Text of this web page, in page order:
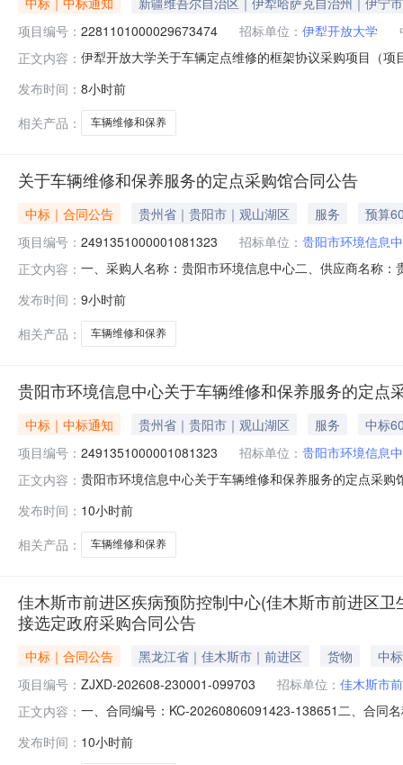
项目编号： 2281101000029673474 招标单位： 伊犁开放大学
正文内容： 伊犁开放大学关于车辆定点维修的框架协议采购项目（
在行政区划名称:伊犁哈萨克自治州本级报价起止时间:-
发布时间： 8小时前
相关产品：
车辆维修和保养
关于车辆维修和保养服务的定点采购馆合同公告
中标｜合同公告 贵州省｜贵阳市｜观山湖区 服务
预算
项目编号： 2491351000001081323 招标单位： 贵阳市环境信息
正文内容： 一、采购人名称：贵阳市环境信息中心二、供应商名称
况：七、其它事项：无八、联系方式1、采购人名称：贵
发布时间： 9小时前
相关产品：
车辆维修和保养
贵阳市环境信息中心关于车辆维修和保养服务的定点
中标｜中标通知 贵州省｜贵阳市｜观山湖区 服务
中标
项目编号： 2491351000001081323 招标单位： 贵阳市环境信息
正文内容： 贵阳市环境信息中心关于车辆维修和保养服务的定点采
（元）:预算总额（元）:项目所在行政区划编码:520199
发布时间： 10小时前
相关产品：
车辆维修和保养
佳木斯市前进区疾病预防控制中心(佳木斯市前进区
接选定政府采购合同公告
中标｜合同公告 黑龙江省｜佳木斯市｜前进区 货物
中
项目编号： ZJXD-202608-230001-099703 招标单位： 佳木斯市
正文内容： 一、合同编号：KC-20260806091423-138651二、合同
区疾病预防控制中心（佳木斯市前进区卫生监督所）地
发布时间： 10小时前